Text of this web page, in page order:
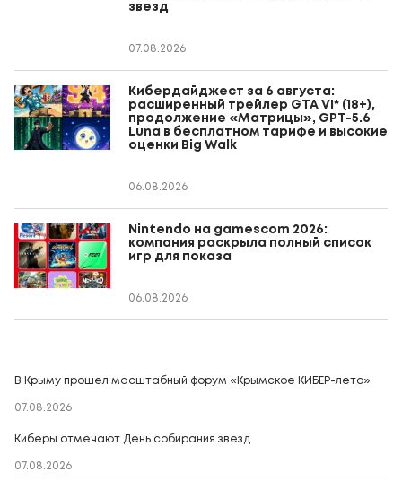
звезд
07.08.2026
Кибердайджест за 6 августа:
расширенный трейлер GTA VI* (18+),
продолжение «Матрицы», GPT-5.6
Luna в бесплатном тарифе и высокие
оценки Big Walk
06.08.2026
Nintendo на gamescom 2026:
компания раскрыла полный список
игр для показа
06.08.2026
В Крыму прошел масштабный форум «Крымское КИБЕР-лето»
07.08.2026
Киберы отмечают День собирания звезд
07.08.2026